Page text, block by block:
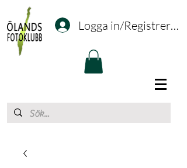
Logga in/Registrering